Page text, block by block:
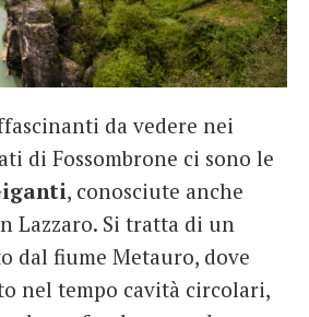
da vedere nei
di Fossombrone ci sono le
, conosciute anche
Lazzaro. Si tratta di un
dal fiume Metauro, dove
nel tempo cavità circolari,